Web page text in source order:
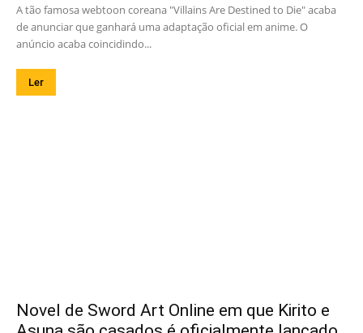
A tão famosa webtoon coreana "Villains Are Destined to Die" acaba
de anunciar que ganhará uma adaptação oficial em anime. O
anúncio acaba coincidindo...
Ler
Novel de Sword Art Online em que Kirito e